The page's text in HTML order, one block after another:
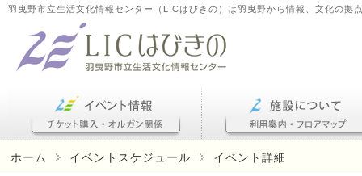
羽曳野市立生活文化情報センター（LICはびきの）は羽曳野から情報、文化の拠
ホーム イベントスケジュール イベント詳細